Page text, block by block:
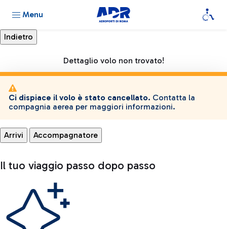
Menu
Dettaglio volo non trovato!
Ci dispiace il volo è stato cancellato. Contatta la
compagnia aerea per maggiori informazioni.
Arrivi Accompagnatore
Il tuo viaggio passo dopo passo